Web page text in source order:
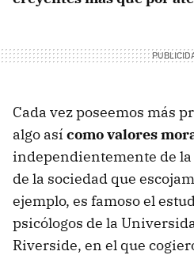
Cada vez poseemos más
algo así como valores
independientemente de
de la sociedad que
ejemplo, es famoso el
psicólogos de la
Riverside, en el que